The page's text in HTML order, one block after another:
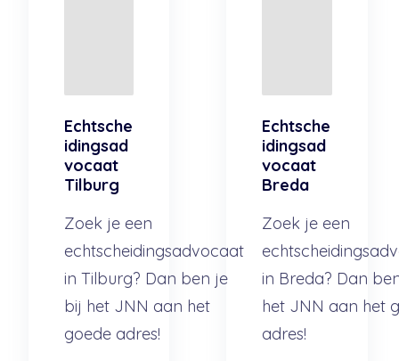
Echtsche
idingsad
vocaat
Tilburg
Zoek je een
echtscheidingsadvocaat
in Tilburg? Dan ben je
bij het JNN aan het
goede adres!
Echtsche
idingsad
vocaat
Breda
Zoek je een
in Breda? Dan
het JNN aan het
adres!